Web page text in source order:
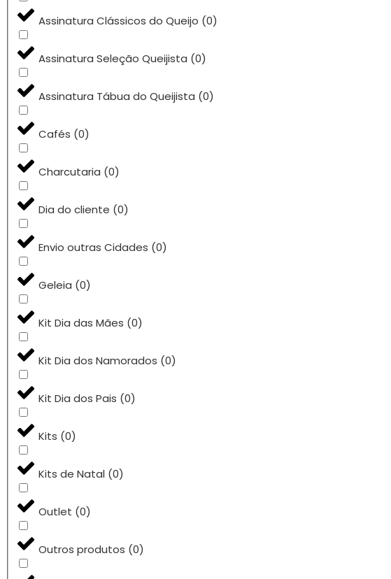
Assinatura Clássicos do Queijo (0)
Assinatura Seleção Queijista (0)
Assinatura Tábua do Queijista (0)
Cafés (0)
Charcutaria (0)
Dia do cliente (0)
Envio outras Cidades (0)
Geleia (0)
Kit Dia das Mães (0)
Kit Dia dos Namorados (0)
Kit Dia dos Pais (0)
Kits (0)
Kits de Natal (0)
Outlet (0)
Outros produtos (0)